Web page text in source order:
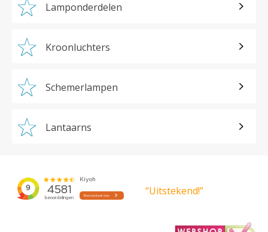
Lamponderdelen
Kroonluchters
Schemerlampen
Lantaarns
“Uitstekend!”